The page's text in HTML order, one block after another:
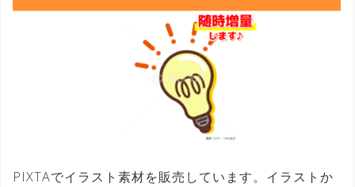
PIXTAでイラスト素材を販売しています。イラストか